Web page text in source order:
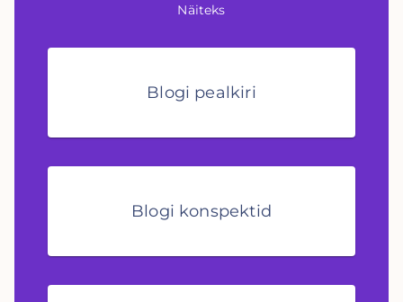
Näiteks
Blogi pealkiri
Blogi konspektid